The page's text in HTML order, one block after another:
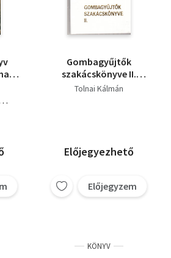
Gombagyűjtők
szakácskönyve II.
(minikönyv)
Tolnai Kálmán
Előjegyezhető
Előjegyzem
KÖNYV